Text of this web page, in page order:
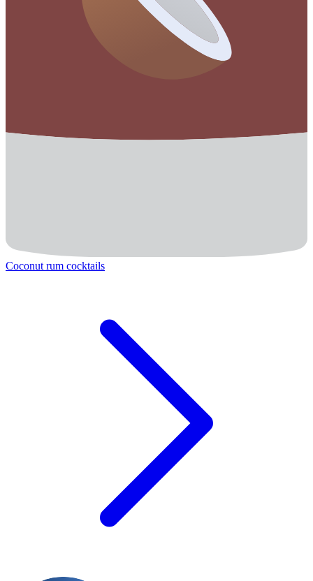
Coconut rum cocktails